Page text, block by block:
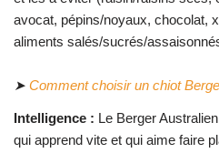
➤ Comment choisir un chiot
Intelligence : Le Berger
qui apprend vite et qui aime faire